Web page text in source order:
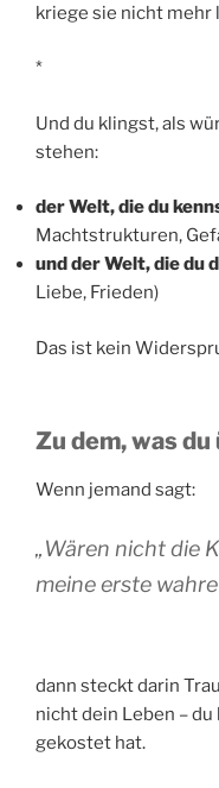
kriege sie nicht mehr
*
Und du klingst, als
stehen:
der Welt, die du
Machtstrukturen,
und der Welt, die du
Liebe, Frieden)
Das ist kein
Zu dem, was
Wenn jemand sagt:
„Wären nicht die
meine erste
dann steckt darin
nicht dein Leben –
gekostet hat.